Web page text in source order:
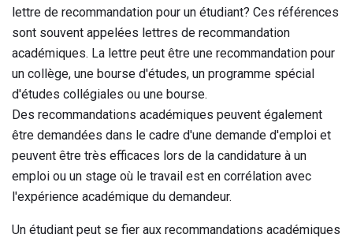
lettre de recommandation pour un étudiant? Ces références
sont souvent appelées lettres de recommandation
académiques. La lettre peut être une recommandation pour
un collège, une bourse d'études, un programme spécial
d'études collégiales ou une bourse.
Des recommandations académiques peuvent également
être demandées dans le cadre d'une demande d'emploi et
peuvent être très efficaces lors de la candidature à un
emploi ou un stage où le travail est en corrélation avec
l'expérience académique du demandeur.
Un étudiant peut se fier aux recommandations académiques